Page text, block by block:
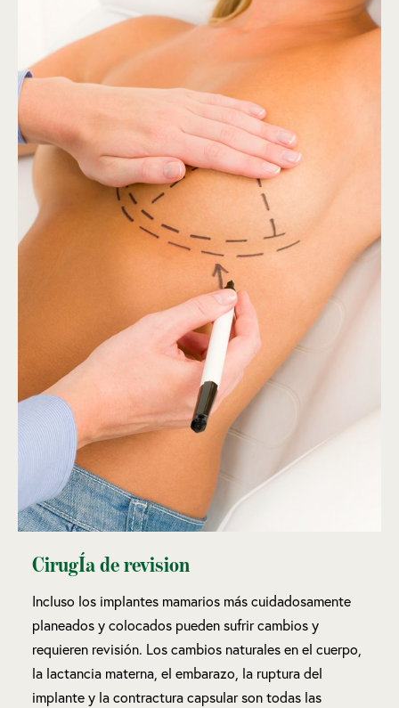
CirugÍa de revision
Incluso los implantes mamarios más cuidadosamente
planeados y colocados pueden sufrir cambios y
requieren revisión. Los cambios naturales en el cuerpo,
la lactancia materna, el embarazo, la ruptura del
implante y la contractura capsular son todas las